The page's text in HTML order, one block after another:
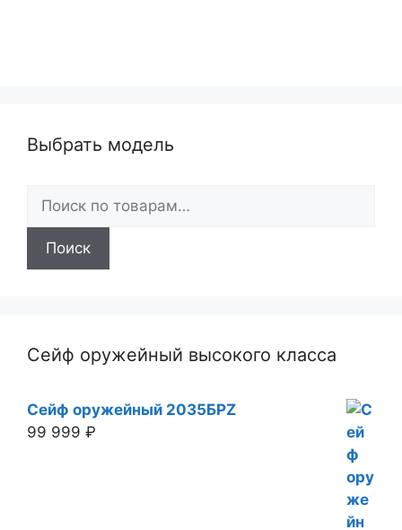
Выбрать модель
Поиск
Сейф оружейный высокого класса
Сейф оружейный 2035БРZ
99 999 ₽